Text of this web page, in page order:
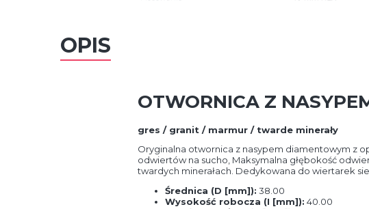
OPIS
OTWORNICA Z
gres / granit / marmur / twarde minerały
Oryginalna otwornica z nasypem diamentowym z
odwiertów na sucho, Maksymalna głębokość
twardych minerałach. Dedykowana do wiertarek
Średnica (D [mm]): 38.00
Wysokość robocza (I [mm]): 40.00